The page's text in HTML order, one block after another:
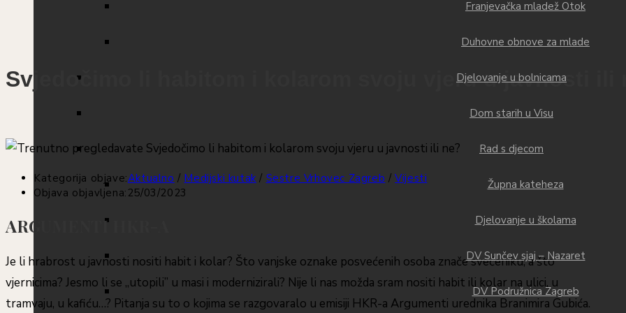
Franjevačka mladež Otok
Duhovne obnove za mlade
Djelovanje u bolnicama
Dom starih u Visu
Rad s djecom
Župna kateheza
Djelovanje u školama
DV Sunčev sjaj – Nazaret
DV Podružnica Zagreb
Svjedočimo li habitom i kolarom svoju vjeru u javnosti ili
Kategorija objave:Aktualno / Medijski kutak / Sestre Vrhovec Zagreb / Vijesti
Objava objavljena: 25/03/2023
ARGUMENTI HKR-A
Je li hrabrost u javnosti nositi habit i kolar? Što vanjske oznake posvećenih osoba znače svećeniku, a što
vjernicima? Jesmo li se „utopili” u masi i modernizirali? Nije li nas možda sram nositi habit ili kolar na ulici, u
tramvaju, u kafiću…? Pitanja su to o kojima se razgovaralo u emisiji HKR-a Argumenti urednika Branimira Gubića.